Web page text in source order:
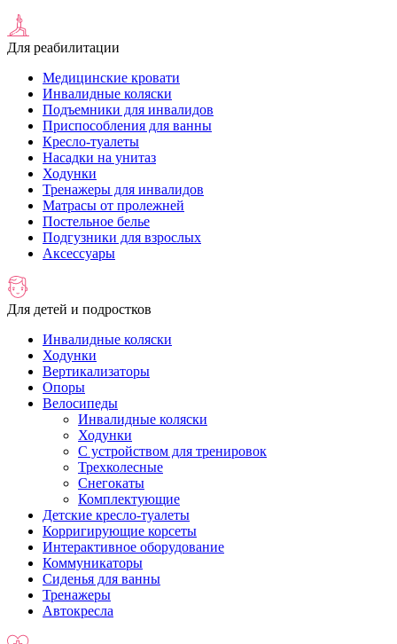
Для реабилитации
Медицинские кровати
Инвалидные коляски
Подъемники для инвалидов
Приспособления для ванны
Кресло-туалеты
Насадки на унитаз
Ходунки
Тренажеры для инвалидов
Матрасы от пролежней
Постельное белье
Подгузники для взрослых
Аксессуары
Для детей и подростков
Инвалидные коляски
Ходунки
Вертикализаторы
Опоры
Велосипеды
Инвалидные коляски
Ходунки
С устройством для тренировок
Трехколесные
Снегокаты
Комплектующие
Детские кресло-туалеты
Корригирующие корсеты
Интерактивное оборудование
Коммуникаторы
Сиденья для ванны
Тренажеры
Автокресла